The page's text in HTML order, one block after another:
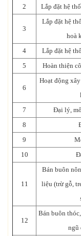
2 Lắp đặt hệ
3
Lắp đặt hệ
hoà
4 Lắp đặt hệ
5
Hoàn thiện
6
Hoạt động
7 Đại lý,
8
9
10
11
Bán buôn
liệu (trừ gỗ,
12
Bán buôn
ngũ